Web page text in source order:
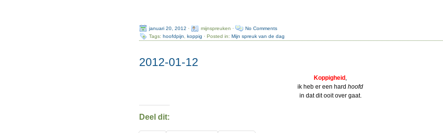
januari 20, 2012 · mijnspreuken ·
No Comments
Tags:hoofdpijn ,koppig · Posted in:Mijn spreuk van de dag
2012-01-12
Koppigheid
ik heb er een hardhoofd
in dat dit ooit over gaat.
Deel dit: